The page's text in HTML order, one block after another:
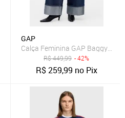
Detalhe Dourado Azul Escuro
GAP
Calça Feminina GAP Baggy Azul
R$449,99 - 42%
R$259,99 no Pix